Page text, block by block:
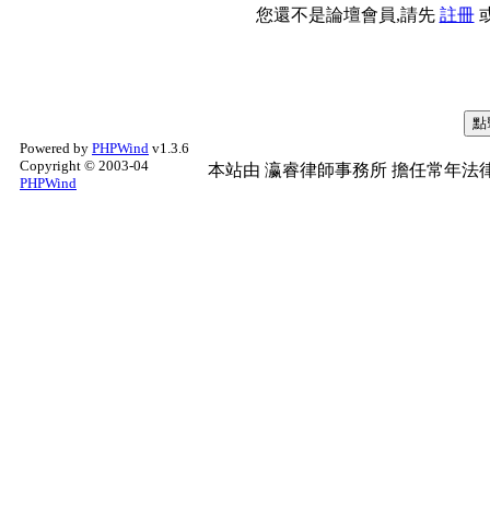
您還不是論壇會員,請先 註冊
Powered by PHPWind v1.3.6
Copyright © 2003-04
PHPWind
本站由 瀛睿律師事務所 擔任常年法